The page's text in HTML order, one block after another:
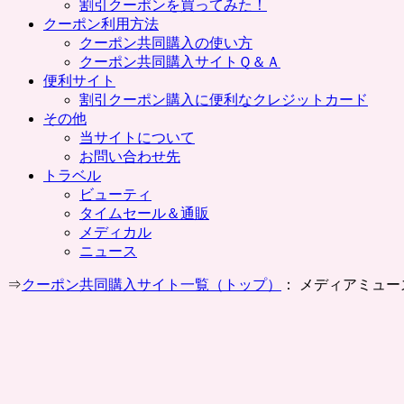
割引クーポンを買ってみた！
クーポン利用方法
クーポン共同購入の使い方
クーポン共同購入サイトＱ＆Ａ
便利サイト
割引クーポン購入に便利なクレジットカード
その他
当サイトについて
お問い合わせ先
トラベル
ビューティ
タイムセール＆通販
メディカル
ニュース
⇒クーポン共同購入サイト一覧（トップ） ： メディアミュー